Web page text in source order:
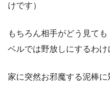
けです）
もちろん相手がどう見て
ベルでは野放しにするわけ
家に突然お邪魔する泥棒